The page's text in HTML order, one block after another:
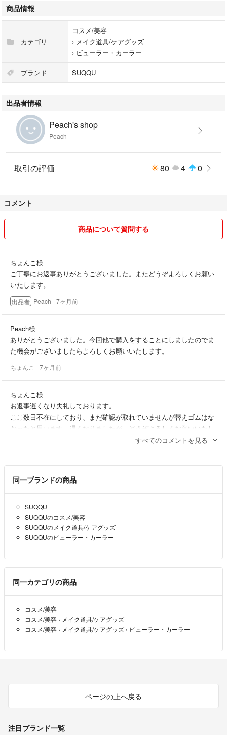
商品情報
カテゴリ
コスメ/美容
› メイク道具/ケアグッズ
› ビューラー・カーラー
ブランド SUQQU
出品者情報
Peach's shop
Peach
取引の評価 80 4 0
コメント
商品について質問する
ちょんこ様
ご丁寧にお返事ありがとうございました。またどうぞよろしくお願い
いたします。
出品者 Peach - 7ヶ月前
Peach様
ありがとうございました。今回他で購入をすることにしましたのでま
た機会がございましたらよろしくお願いいたします。
ちょんこ - 7ヶ月前
ちょんこ様
お返事遅くなり失礼しております。
ここ数日不在にしており、まだ確認が取れていませんが替えゴムはな
かったと思います。遅くなりましたが、どうぞよろしくお願いいたし
失礼します。替えゴムは附属しますか？
よろしくお願いいたします。
ちょんこ- 7ヶ月前
すべてのコメントを見る
同一ブランドの商品
SUQQU
SUQQUのコスメ/美容
SUQQUのメイク道具/ケアグッズ
SUQQUのビューラー・カーラー
同一カテゴリの商品
コスメ/美容
コスメ/美容 › メイク道具/ケアグッズ
コスメ/美容 › メイク道具/ケアグッズ › ビューラー・カーラー
ページの上へ戻る
注目ブランド一覧